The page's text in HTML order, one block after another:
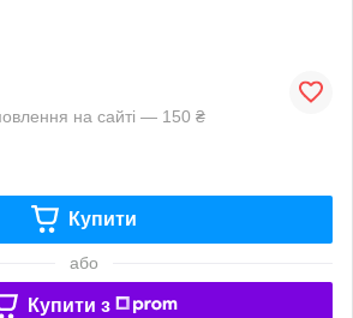
на сайті — 150 ₴
Купити
або
Купити з